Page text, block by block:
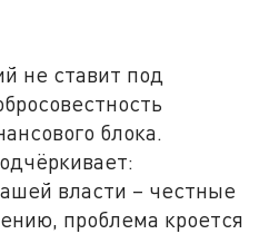
не ставит под
блока.
власти – честные
проблема кроется